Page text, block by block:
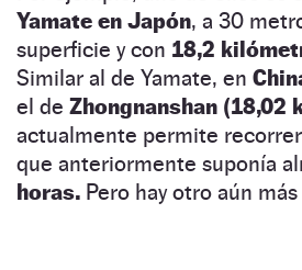
Yamate en Japón, a 30
superficie y con 18,2
Similar al de Yamate, en
el de Zhongnanshan (18,02
actualmente permite
que anteriormente suponía
horas. Pero hay otro aún